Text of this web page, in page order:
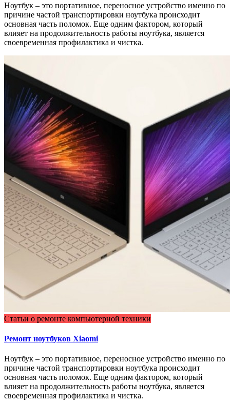
Ноутбук – это портативное, переносное устройство именно по
причине частой транспортировки ноутбука происходит
основная часть поломок. Еще одним фактором, который
влияет на продолжительность работы ноутбука, является
своевременная профилактика и чистка.
Статьи о ремонте компьютерной техники
Ремонт ноутбуков Xiaomi
Ноутбук – это портативное, переносное устройство именно по
причине частой транспортировки ноутбука происходит
основная часть поломок. Еще одним фактором, который
влияет на продолжительность работы ноутбука, является
своевременная профилактика и чистка.